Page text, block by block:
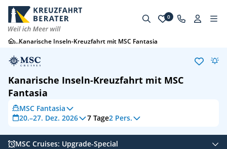
0
...Kanarische Inseln-Kreuzfahrt mit MSC Fantasia
Kanarische Inseln-Kreuzfahrt mit MSC
Fantasia
MSC Fantasia
20.–27. Dez. 2026
7 Tage2 Pers.
MSC Cruises: Upgrade-Special